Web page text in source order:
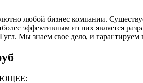
любой бизнес компании.
эффективным из них является
Гугл. Мы знаем свое дело, и